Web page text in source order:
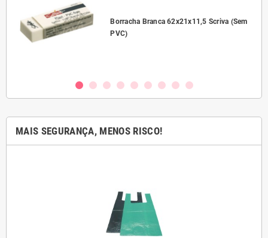
Borracha Branca 62x21x11,5 Scriva (Sem
PVC)
MAIS SEGURANÇA, MENOS RISCO!